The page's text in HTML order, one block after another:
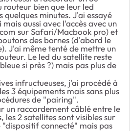
routeur bien que leur led
quelques minutes. J'ai essayé
aussi avec l'accès avec un
sur Safari/Macbook pro) et
des bornes (d'abord le
J'ai même tenté de mettre un
Le led du satellite reste
si près ?) mais pas plus de
infructueuses, j'ai procédé à
3 équipements mais sans plus
de "pairing".
un raccordement câblé entre le
les 2 satellites sont visibles sur
connecté" mais pas